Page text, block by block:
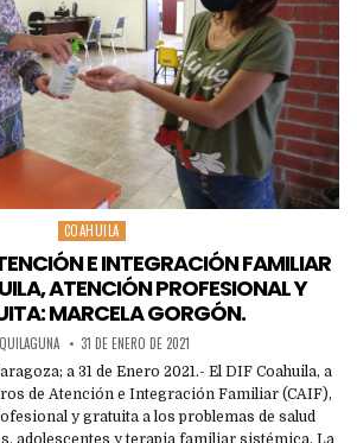
Posted
in
COAHUILA
E INTEGRACIÓN FAMILIAR
ATENCIÓN PROFESIONAL Y
MARCELA GORGÓN.
31 DE ENERO DE 2021
a 31 de Enero 2021.- El DIF Coahuila, a
de Atención e Integración Familiar (CAIF),
y gratuita a los problemas de salud
adolescentes y terapia familiar sistémica. La